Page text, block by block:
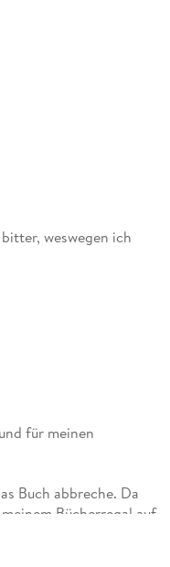
weswegen ich
für meinen
Buch abbreche. Da
Bücherregal auf